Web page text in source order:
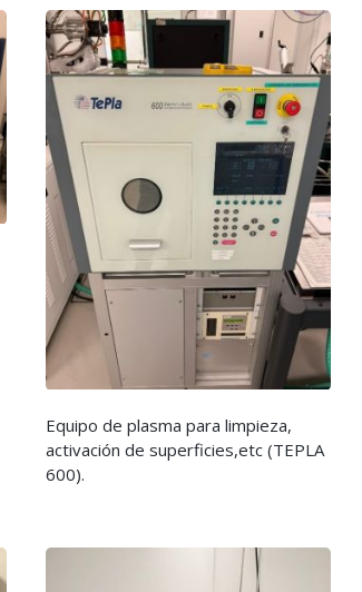
Equipo de plasma para limpieza,
activación de superficies,etc (TEPLA
600).